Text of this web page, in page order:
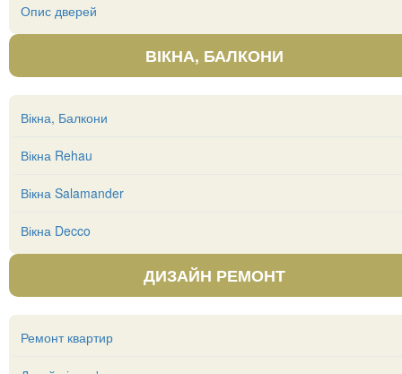
Опис дверей
ВІКНА, БАЛКОНИ
Вікна, Балкони
Вікна Rehau
Вікна Salamander
Вікна Decco
ДИЗАЙН РЕМОНТ
Ремонт квартир